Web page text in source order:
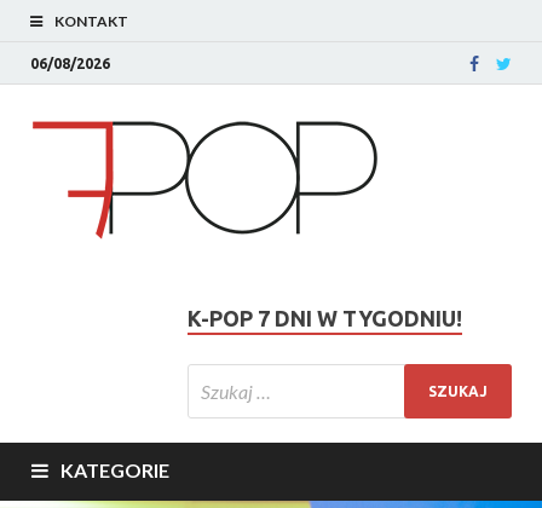
KONTAKT
06/08/2026
K-POP 7 DNI W TYGODNIU!
KATEGORIE